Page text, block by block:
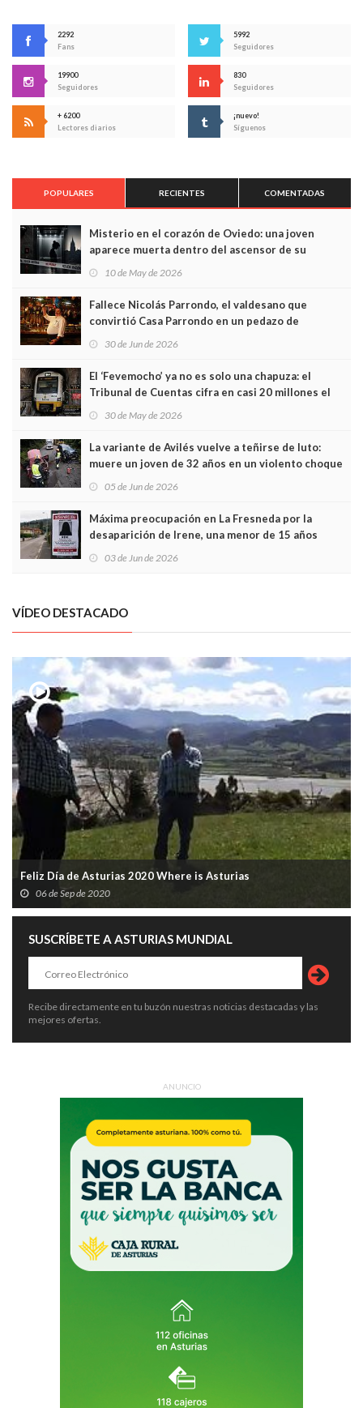
2292
Fans
5992
Seguidores
19900
Seguidores
830
Seguidores
+ 6200
Lectores diarios
¡nuevo!
Síguenos
POPULARES RECIENTES COMENTADAS
Misterio en el corazón de Oviedo: una joven
aparece muerta dentro del ascensor de su
edificio y las cámaras captan sus últimos minutos
10 de May de 2026
Fallece Nicolás Parrondo, el valdesano que
convirtió Casa Parrondo en un pedazo de
Asturias en Madrid
30 de Jun de 2026
El ‘Fevemocho’ ya no es solo una chapuza: el
Tribunal de Cuentas cifra en casi 20 millones el
sobrecoste de los trenes que no cabían por los
30 de May de 2026
La variante de Avilés vuelve a teñirse de luto:
muere un joven de 32 años en un violento choque
frontal
05 de Jun de 2026
Máxima preocupación en La Fresneda por la
desaparición de Irene, una menor de 15 años
03 de Jun de 2026
VÍDEO DESTACADO
Feliz Día de Asturias 2020 Where is Asturias
06 de Sep de 2020
SUSCRÍBETE A ASTURIAS MUNDIAL
Recibe directamente en tu buzón nuestras noticias destacadas y las
mejores ofertas.
ANUNCIO